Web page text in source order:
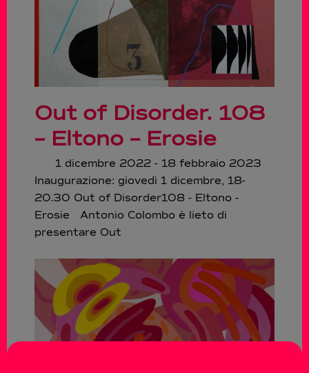
Out of Disorder. 108
– Eltono – Erosie
1 dicembre 2022 - 18 febbraio 2023
Inaugurazione: giovedì 1 dicembre, 18-
20.30 Out of Disorder108 - Eltono -
Erosie Antonio Colombo è lieto di
presentare Out